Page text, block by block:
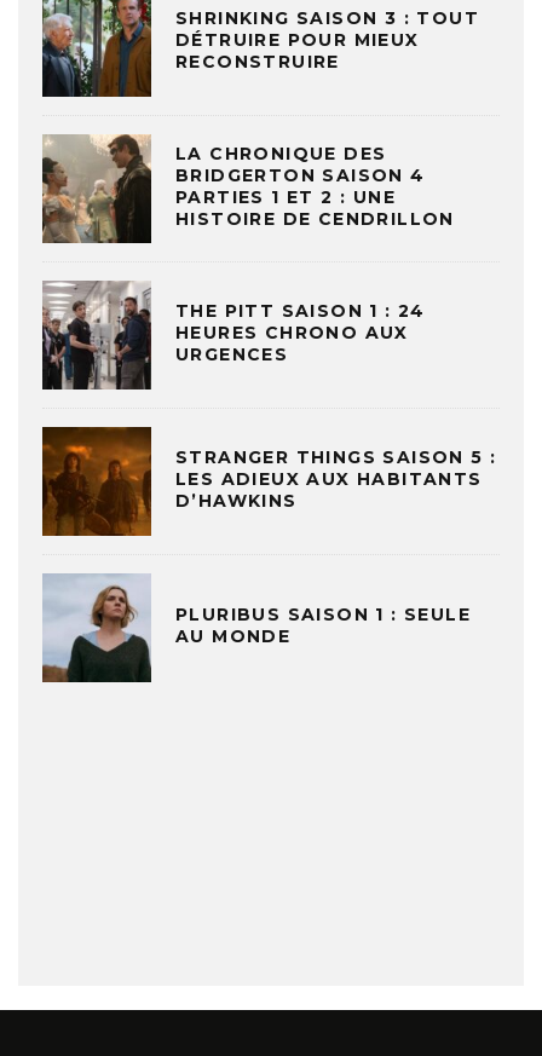
SHRINKING SAISON 3 : TOUT
DÉTRUIRE POUR MIEUX
RECONSTRUIRE
LA CHRONIQUE DES
BRIDGERTON SAISON 4
PARTIES 1 ET 2 : UNE
HISTOIRE DE CENDRILLON
THE PITT SAISON 1 : 24
HEURES CHRONO AUX
URGENCES
STRANGER THINGS SAISON 5 :
LES ADIEUX AUX HABITANTS
D’HAWKINS
PLURIBUS SAISON 1 : SEULE
AU MONDE